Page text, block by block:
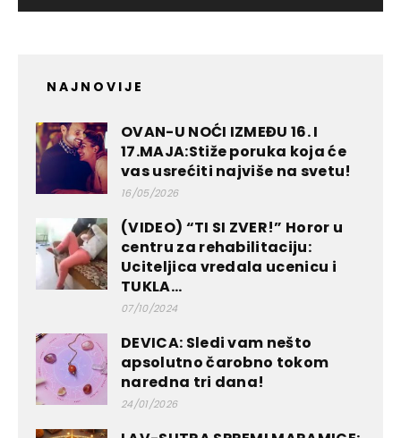
NAJNOVIJE
OVAN-U NOĆI IZMEĐU 16. I
17.MAJA:Stiže poruka koja će
vas usrećiti najviše na svetu!
16/05/2026
(VIDEO) “TI SI ZVER!” Horor u
centru za rehabilitaciju:
Uciteljica vredala ucenicu i
TUKLA...
07/10/2024
DEVICA: Sledi vam nešto
apsolutno čarobno tokom
naredna tri dana!
24/01/2026